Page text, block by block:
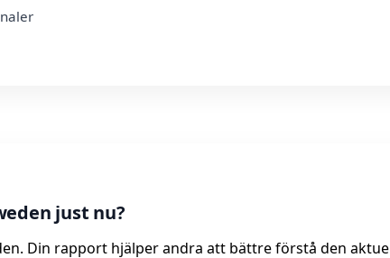
just nu?
Din rapport hjälper andra att bättre förstå den